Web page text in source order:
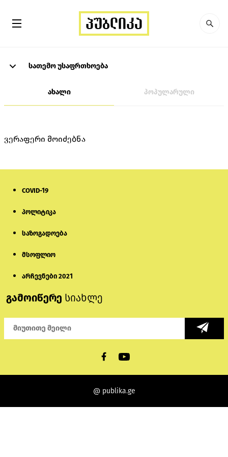
სათემო უსაფრთხოება
ახალი პოპულარული
ვერაფერი მოიძებნა
COVID-19
პოლიტიკა
საზოგადოება
მსოფლიო
არჩევნები 2021
გამოიწერე სიახლე
@ publika.ge